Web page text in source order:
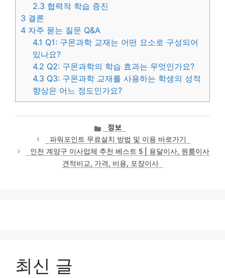
2.3 협력적 학습 증진
3 결론
4 자주 묻는 질문 Q&A
4.1 Q1: 구몬과학 교재는 어떤 요소로 구성되어
있나요?
4.2 Q2: 구몬과학의 학습 효과는 무엇인가요?
4.3 Q3: 구몬과학 교재를 사용하는 학생의 성적
향상은 어느 정도인가요?
카
테
고
리
정보
파워포인트 무료설치 방법 및 이용 바로가기
인천 계양구 이사업체 추천 베스트 5 | 용달이사, 원룸이사
견적비교, 가격, 비용, 포장이사
최신 글